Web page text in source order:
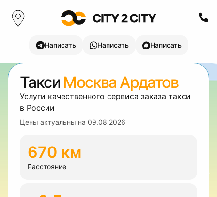
Написать Написать Написать
Такси Москва Ардатов
Услуги качественного сервиса заказа такси
в России
Цены актуальны на 09.08.2026
670 км
Расстояние